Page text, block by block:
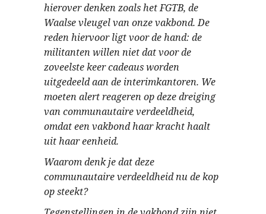
hierover denken zoals het FGTB, de
Waalse vleugel van onze vakbond. De
reden hiervoor ligt voor de hand: de
militanten willen niet dat voor de
zoveelste keer cadeaus worden
uitgedeeld aan de interimkantoren. We
moeten alert reageren op deze dreiging
van communautaire verdeeldheid,
omdat een vakbond haar kracht haalt
uit haar eenheid.
Waarom denk je dat deze
communautaire verdeeldheid nu de kop
op steekt?